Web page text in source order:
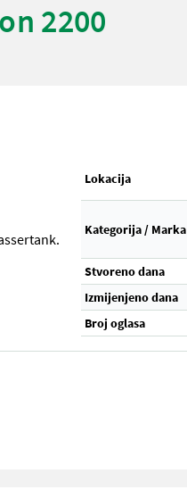
2200
Lokacija
Kategorija / Marka
Stvoreno dana
Izmijenjeno dana
Broj oglasa